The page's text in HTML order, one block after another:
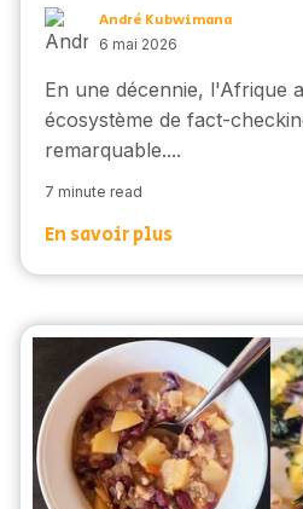
André Kubwimana
6 mai 2026
En une décennie, l'Afrique
écosystème de fact-
remarquable....
7 minute read
En savoir plus